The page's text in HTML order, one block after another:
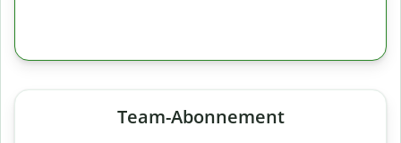
Team-Abonnement